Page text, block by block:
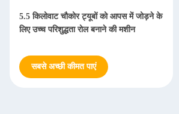
5.5 किलोवाट चौकोर ट्यूबों को आपस में जोड़ने के
लिए उच्च परिशुद्धता रोल बनाने की मशीन
सबसे अच्छी कीमत पाएं